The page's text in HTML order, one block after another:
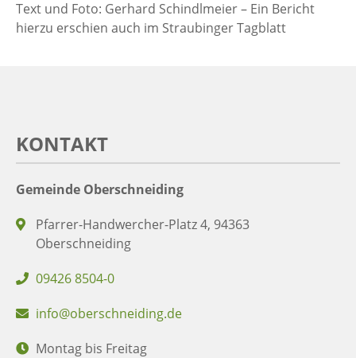
Text und Foto: Gerhard Schindlmeier – Ein Bericht
hierzu erschien auch im Straubinger Tagblatt
KONTAKT
Gemeinde Oberschneiding
Pfarrer-Handwercher-Platz 4, 94363
Oberschneiding
09426 8504-0
info@oberschneiding.de
Montag bis Freitag